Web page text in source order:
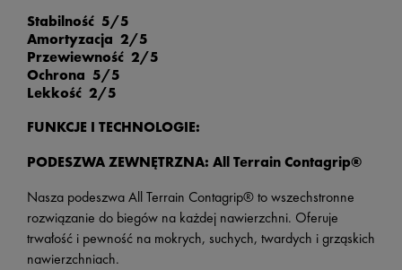
Stabilność 5/5
Amortyzacja 2/5
Przewiewność 2/5
Ochrona 5/5
Lekkość 2/5
FUNKCJE I TECHNOLOGIE:
PODESZWA ZEWNĘTRZNA: All Terrain Contagrip®
Nasza podeszwa All Terrain Contagrip® to wszechstronne
rozwiązanie do biegów na każdej nawierzchni. Oferuje
trwałość i pewność na mokrych, suchych, twardych i grząskich
nawierzchniach.